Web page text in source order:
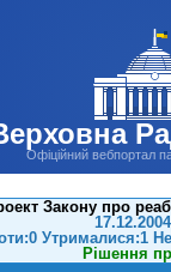
Офіційний вебпортал
Закону про
Утрималися:1
Рішення